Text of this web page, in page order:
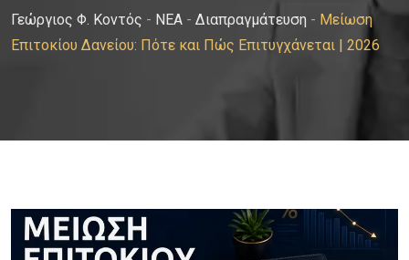
Γεώργιος Φ. Κοντός - NEA - Διαπραγμάτευση - Μείωση
Επιτοκίου Δανείου: Πότε και Πώς Επιτυγχάνεται | 2026